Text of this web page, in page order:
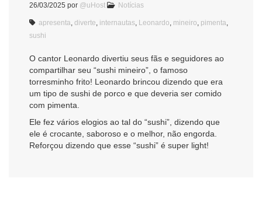
26/03/2025 por @uHost Notícias
apresenta diverte internautas Leonardo mineiro pimenta
sushi
O cantor Leonardo divertiu seus fãs e seguidores ao
compartilhar seu “sushi mineiro”, o famoso
torresminho frito! Leonardo brincou dizendo que era
um tipo de sushi de porco e que deveria ser comido
com pimenta.
Ele fez vários elogios ao tal do “sushi”, dizendo que
ele é crocante, saboroso e o melhor, não engorda.
Reforçou dizendo que esse “sushi” é super light!